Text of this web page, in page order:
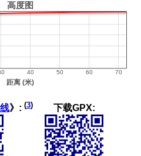
》: (3) 下载GPX: